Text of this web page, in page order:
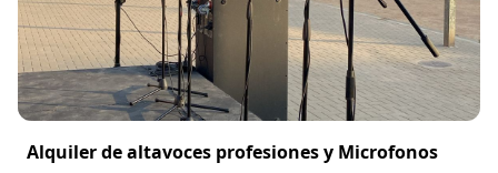
Alquiler de altavoces profesiones y Microfonos